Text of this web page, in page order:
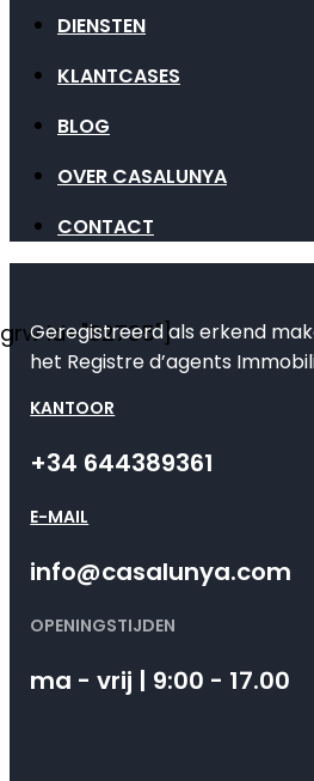
DIENSTEN
KLANTCASES
BLOG
OVER CASALUNYA
CONTACT
id="82735"]
Geregistreerd als erkend
het Registre d’agents
KANTOOR
+34 644389361
E-MAIL
info@casalunya.com
OPENINGSTIJDEN
ma - vrij | 9:00 - 17.00